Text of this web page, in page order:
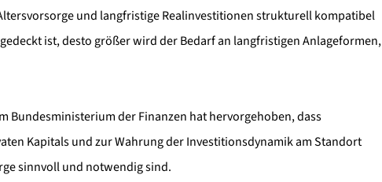
und langfristige Realinvestitionen strukturell kompatibel
ist, desto größer wird der Bedarf an langfristigen Anlageformen,
Bundesministerium der Finanzen hat hervorgehoben, dass
Kapitals und zur Wahrung der Investitionsdynamik am Standort
sinnvoll und notwendig sind.